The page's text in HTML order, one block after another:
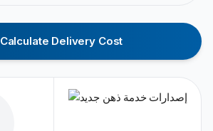
Calculate Delivery Cost